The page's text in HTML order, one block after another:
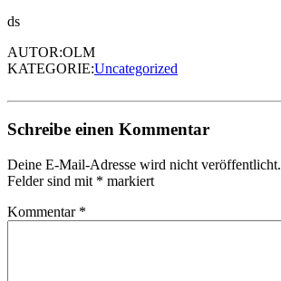
ds
AUTOR:OLM
KATEGORIE:Uncategorized
Schreibe einen Kommentar
Deine E-Mail-Adresse wird nicht veröffentlicht.
Felder sind mit * markiert
Kommentar *